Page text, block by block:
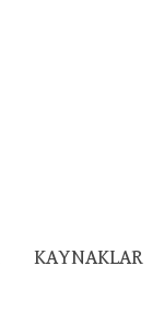
KAYNAKLAR